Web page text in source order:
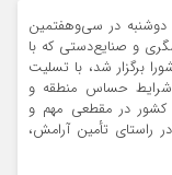
دوشنبه در سی‌وهفتمین
و صنایع‌دستی که با
برگزار شد، با تسلیت
شرایط حساس منطقه و
کشور در مقطعی مهم و
راستای تأمین آرامش،